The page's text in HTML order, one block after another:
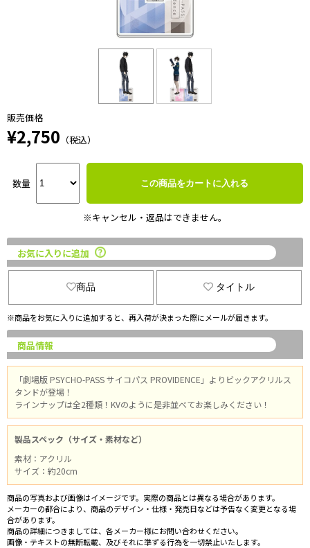
販売価格
¥2,750 （税込）
数量 この商品をカートに入れる
※キャンセル・返品はできません。
お気に入りに追加
商品 タイトル
※商品をお気に入りに追加すると、再入荷が決まった際にメールが届きます。
商品情報
「劇場版 PSYCHO-PASS サイコパス PROVIDENCE」よりビックアクリルス
タンドが登場！
ラインナップは全2種類！KVのように是非並べてお楽しみください！
製品スペック（サイズ・素材など）
素材：アクリル
サイズ：約20cm
商品の写真および画像はイメージです。実際の商品とは異なる場合があります。
メーカーの都合により、商品のデザイン・仕様・発売日などは予告なく変更となる場
合があります。
商品の詳細につきましては、各メーカー様にお問い合わせください。
画像・テキストの無断転載、及びそれに準ずる行為を一切禁止いたします。